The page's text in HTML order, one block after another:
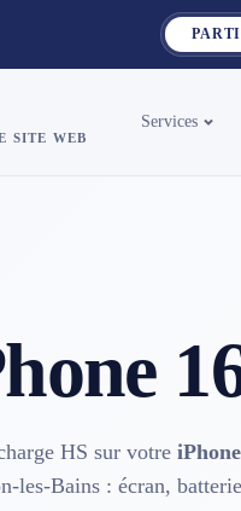
SITE WEB
Services
HS sur votre
les-Bains : écran,